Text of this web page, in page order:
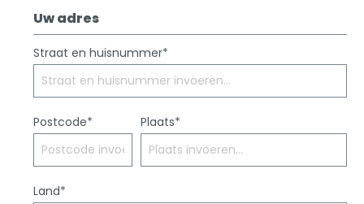
Uw adres
Straat en huisnummer*
Postcode* Plaats*
Land*